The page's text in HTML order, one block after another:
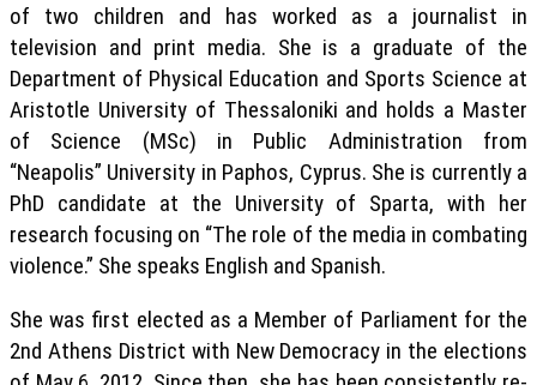
of two children and has worked as a journalist in
television and print media. She is a graduate of the
Department of Physical Education and Sports Science at
Aristotle University of Thessaloniki and holds a Master
of Science (MSc) in Public Administration from
“Neapolis” University in Paphos, Cyprus. She is currently a
PhD candidate at the University of Sparta, with her
research focusing on “The role of the media in combating
violence.” She speaks English and Spanish.
She was first elected as a Member of Parliament for the
2nd Athens District with New Democracy in the elections